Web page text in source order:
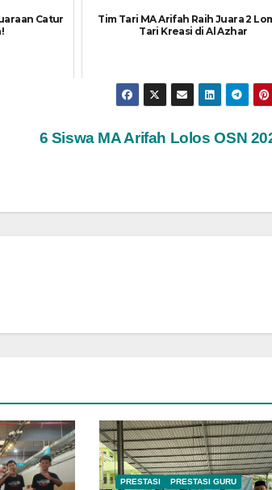
Catur
Tim Tari MA Arifah Raih Juara 2
Tari Kreasi di Al Azhar
6 Siswa MA Arifah Lolos OSN
PRESTASI PRESTASI GURU